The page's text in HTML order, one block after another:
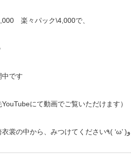
楽々パック\4,000で、
中です
にて動画でご覧いただけます）
記念日の袴、たくさんの袴衣裳の中から、みつけてください٩( ‘ω’ )و